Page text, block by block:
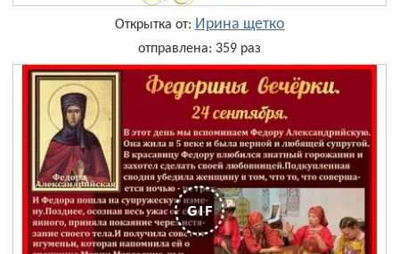
Открытка от: Ирина щетко
отправлена: 359 раз